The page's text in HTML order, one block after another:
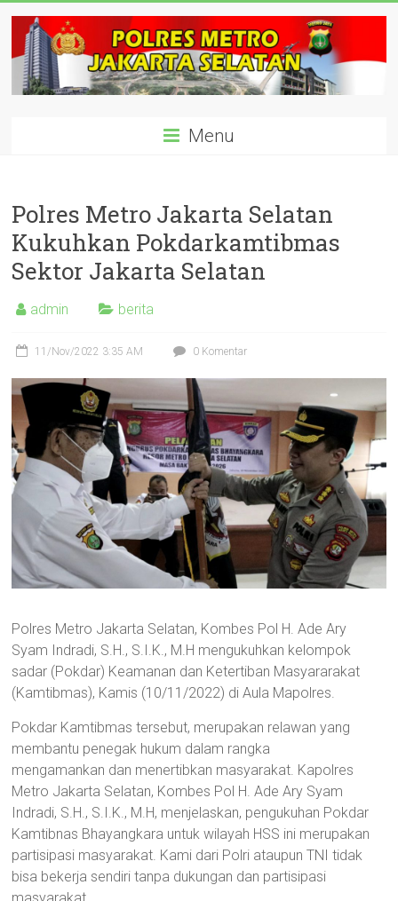
content
polisijaksel Menu
Polres Metro Jakarta Selatan
Kukuhkan Pokdarkamtibmas
Sektor Jakarta Selatan
admin berita
11/Nov/2022 3:35 AM 0 Komentar
Polres Metro Jakarta Selatan, Kombes Pol H. Ade Ary
Syam Indradi, S.H., S.I.K., M.H mengukuhkan kelompok
sadar (Pokdar) Keamanan dan Ketertiban Masyararakat
(Kamtibmas), Kamis (10/11/2022) di Aula Mapolres.
Pokdar Kamtibmas tersebut, merupakan relawan yang
membantu penegak hukum dalam rangka
mengamankan dan menertibkan masyarakat. Kapolres
Metro Jakarta Selatan, Kombes Pol H. Ade Ary Syam
Indradi, S.H., S.I.K., M.H, menjelaskan, pengukuhan Pokdar
Kamtibnas Bhayangkara untuk wilayah HSS ini merupakan
partisipasi masyarakat. Kami dari Polri ataupun TNI tidak
bisa bekerja sendiri tanpa dukungan dan partisipasi
masyarakat